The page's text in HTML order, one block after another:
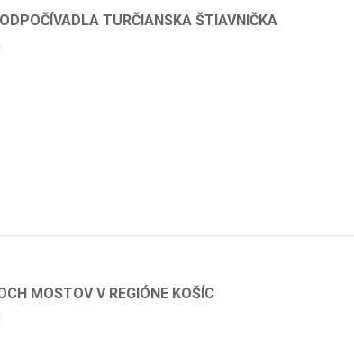
TURČIANSKA ŠTIAVNIČKA
MOSTOV V REGIÓNE KOŠÍC